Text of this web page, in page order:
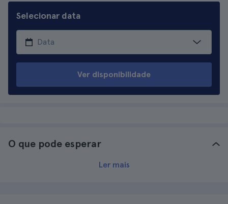
Selecionar data
Ver disponibilidade
O que pode esperar
Ler mais